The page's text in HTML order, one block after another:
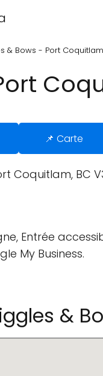
& Bows - Port
📌 Carte
Coquitlam, BC
Entrée
My Business.
&